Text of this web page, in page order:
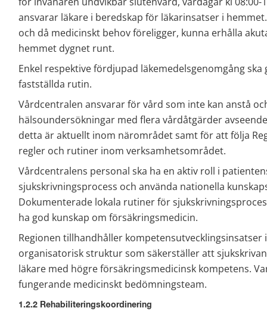
ansvarar läkare i beredskap för läkarinsatser i
och då medicinskt behov föreligger, kunna erhålla
hemmet dygnet runt.
Enkel respektive fördjupad läkemedelsgenomgång
fastställda rutin.
Vårdcentralen ansvarar för vård som inte kan anstå
hälsoundersökningar med flera vårdåtgärder
detta är aktuellt inom närområdet samt för att följa
regler och rutiner inom verksamhetsområdet.
Vårdcentralens personal ska ha en aktiv roll i
sjukskrivningsprocess och använda nationella
Dokumenterade lokala rutiner för
ha god kunskap om försäkringsmedicin.
Regionen tillhandhåller
organisatorisk struktur som säkerställer att
läkare med högre försäkringsmedicinsk kompetens.
fungerande medicinskt bedömningsteam.
1.2.2 Rehabiliteringskoordinering